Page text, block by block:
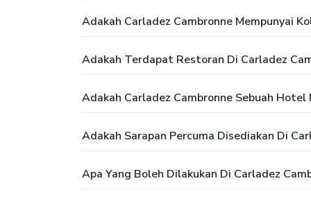
Adakah Carladez Cambronne Mempunyai
Adakah Terdapat Restoran Di Carladez
Adakah Carladez Cambronne Sebuah Hotel
Adakah Sarapan Percuma Disediakan Di
Apa Yang Boleh Dilakukan Di Carladez